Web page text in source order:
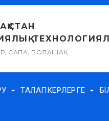
САПА, БОЛАШАҚ
ТАЛАПКЕРЛЕРГЕ